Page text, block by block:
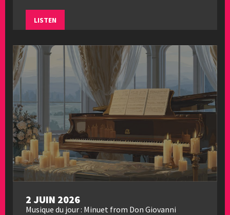
LISTEN
2 JUIN 2026
Musique du jour : Minuet from Don Giovanni